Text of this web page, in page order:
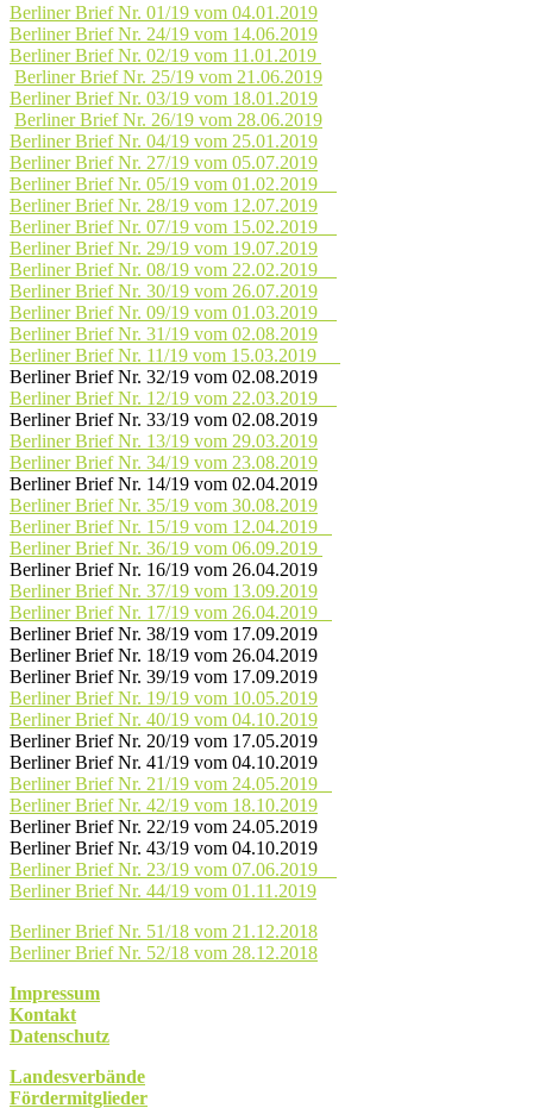
Berliner Brief Nr. 01/19 vom 04.01.2019
Berliner Brief Nr. 24/19 vom 14.06.2019
Berliner Brief Nr. 02/19 vom 11.01.2019
Berliner Brief Nr. 25/19 vom 21.06.2019
Berliner Brief Nr. 03/19 vom 18.01.2019
Berliner Brief Nr. 26/19 vom 28.06.2019
Berliner Brief Nr. 04/19 vom 25.01.2019
Berliner Brief Nr. 27/19 vom 05.07.2019
Berliner Brief Nr. 05/19 vom 01.02.2019
Berliner Brief Nr. 28/19 vom 12.07.2019
Berliner Brief Nr. 07/19 vom 15.02.2019
Berliner Brief Nr. 29/19 vom 19.07.2019
Berliner Brief Nr. 08/19 vom 22.02.2019
Berliner Brief Nr. 30/19 vom 26.07.2019
Berliner Brief Nr. 09/19 vom 01.03.2019
Berliner Brief Nr. 31/19 vom 02.08.2019
Berliner Brief Nr. 11/19 vom 15.03.2019
Berliner Brief Nr. 32/19 vom 02.08.2019
Berliner Brief Nr. 12/19 vom 22.03.2019
Berliner Brief Nr. 33/19 vom 02.08.2019
Berliner Brief Nr. 13/19 vom 29.03.2019
Berliner Brief Nr. 34/19 vom 23.08.2019
Berliner Brief Nr. 14/19 vom 02.04.2019
Berliner Brief Nr. 35/19 vom 30.08.2019
Berliner Brief Nr. 15/19 vom 12.04.2019
Berliner Brief Nr. 36/19 vom 06.09.2019
Berliner Brief Nr. 16/19 vom 26.04.2019
Berliner Brief Nr. 37/19 vom 13.09.2019
Berliner Brief Nr. 17/19 vom 26.04.2019
Berliner Brief Nr. 38/19 vom 17.09.2019
Berliner Brief Nr. 18/19 vom 26.04.2019
Berliner Brief Nr. 39/19 vom 17.09.2019
Berliner Brief Nr. 19/19 vom 10.05.2019
Berliner Brief Nr. 40/19 vom 04.10.2019
Berliner Brief Nr. 20/19 vom 17.05.2019
Berliner Brief Nr. 41/19 vom 04.10.2019
Berliner Brief Nr. 21/19 vom 24.05.2019
Berliner Brief Nr. 42/19 vom 18.10.2019
Berliner Brief Nr. 22/19 vom 24.05.2019
Berliner Brief Nr. 43/19 vom 04.10.2019
Berliner Brief Nr. 23/19 vom 07.06.2019
Berliner Brief Nr. 44/19 vom 01.11.2019
Berliner Brief Nr. 51/18 vom 21.12.2018
Berliner Brief Nr. 52/18 vom 28.12.2018
Impressum
Kontakt
Datenschutz
Landesverbände
Fördermitglieder